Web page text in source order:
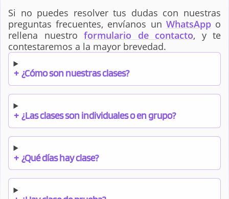
Si no puedes resolver tus dudas con nuestras
preguntas frecuentes, envíanos un WhatsAppo
rellena nuestro formulario de contacto, y te
contestaremos a la mayor brevedad.
+ ¿Cómo son nuestras clases?
+ ¿Las clases son individuales o en grupo?
+ ¿Qué días hay clase?